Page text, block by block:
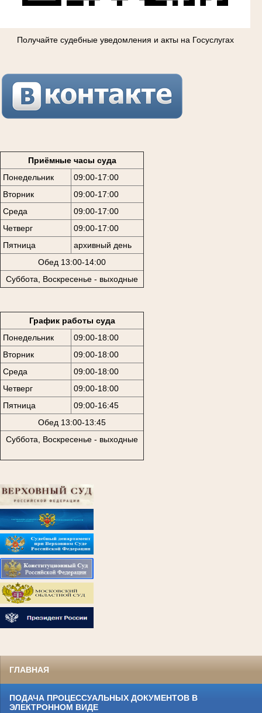
Получайте судебные уведомления и акты на Госуслугах
Приёмные часы суда
Понедельник
09:00-17:00
Вторник
09:00-17:00
Среда
09:00-17:00
Четверг
09:00-17:00
Пятница
архивный день
Обед 13:00-14:00
Суббота, Воскресенье - выходные
График работы суда
Понедельник
09:00-18:00
Вторник
09:00-18:00
Среда
09:00-18:00
Четверг
09:00-18:00
Пятница
09:00-16:45
Обед 13:00-13:45
Суббота, Воскресенье - выходные
ГЛАВНАЯ
ПОДАЧА ПРОЦЕССУАЛЬНЫХ ДОКУМЕНТОВ В
ЭЛЕКТРОННОМ ВИДЕ